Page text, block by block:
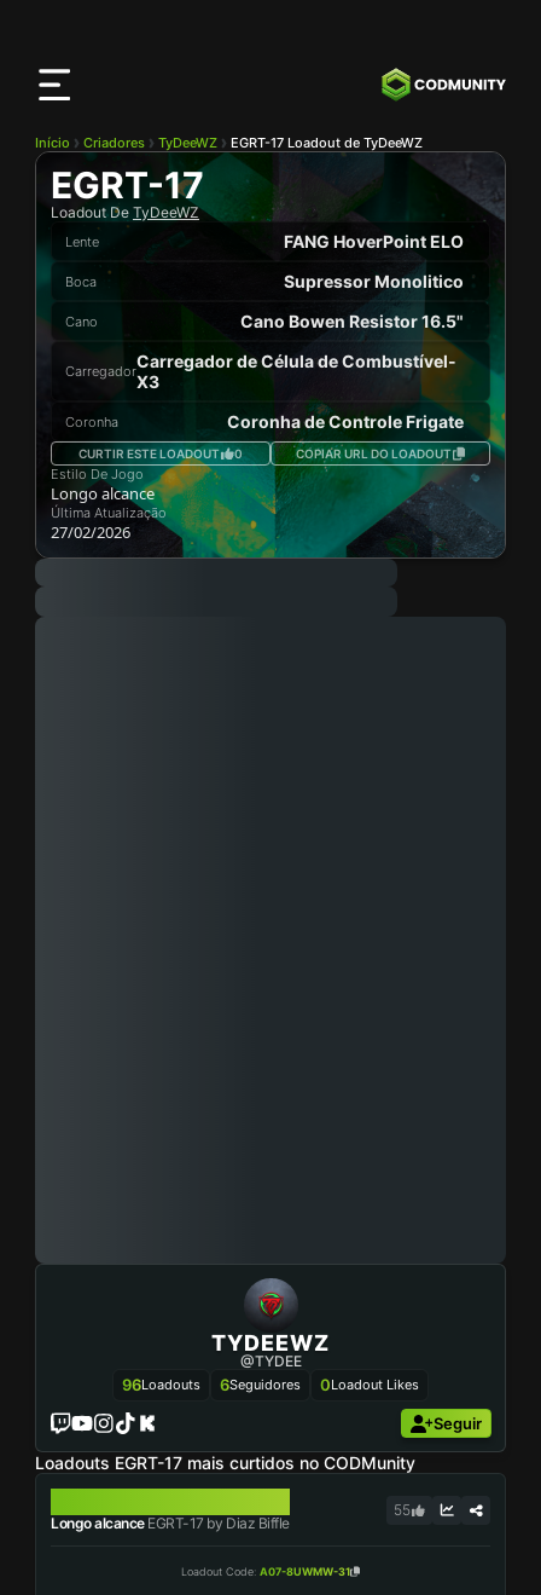
Início Criadores TyDeeWZ EGRT-17 Loadout de TyDeeWZ
EGRT-17
Loadout De TyDeeWZ
Lente FANG HoverPoint ELO
Boca Supressor Monolitico
Cano Cano Bowen Resistor 16.5"
CarregadorCarregador de Célula de Combustível-
X3
Coronha Coronha de Controle Frigate
CURTIR ESTE LOADOUT 0 COPIAR URL DO LOADOUT
Estilo De Jogo
Longo alcance
Última Atualização
27/02/2026
TYDEEWZ
@TYDEE
96Loadouts 6Seguidores 0Loadout Likes
Seguir
Loadouts EGRT-17 mais curtidos no CODMunity
Longo alcanceEGRT-17 by Diaz Biffle
55
Loadout Code:A07-8UWMW-31